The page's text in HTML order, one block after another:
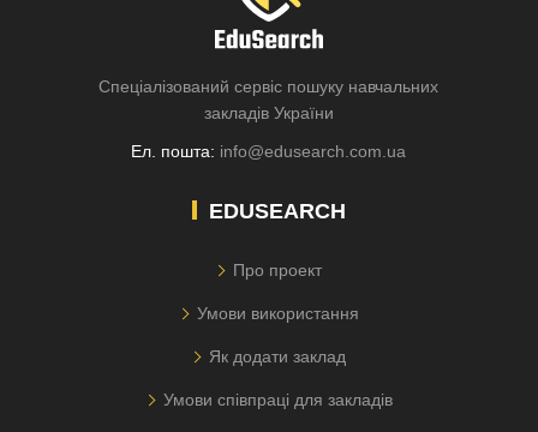
Спеціалізований сервіс пошуку навчальних
закладів України
Ел. пошта: info@edusearch.com.ua
EDUSEARCH
Про проект
Умови використання
Як додати заклад
Умови співпраці для закладів